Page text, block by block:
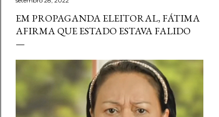
EM PROPAGANDA ELEITORAL, FÁTIMA
AFIRMA QUE ESTADO ESTAVA FALIDO